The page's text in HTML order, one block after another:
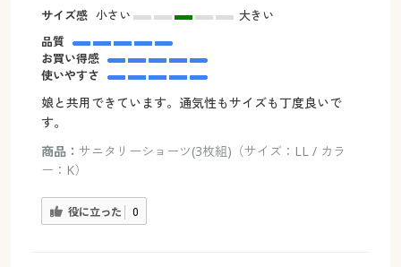
サイズ感 小さい
大きい
品質
お買い得感
使いやすさ
娘と共用できています。通気性もサイズも丁度良いで
す。
商品： サニタリーショーツ(3枚組)（サイズ：LL / カラ
ー：K）
役に立った 0